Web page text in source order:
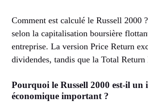
Comment est calculé le Russell 2000
selon la capitalisation boursière
entreprise. La version Price Return
dividendes, tandis que la Total
Pourquoi le Russell 2000 est-il un
économique important ?